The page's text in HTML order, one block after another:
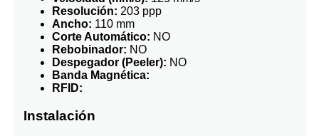
Resolución: 203 ppp
Ancho: 110 mm
Corte Automático: NO
Rebobinador: NO
Despegador (Peeler): NO
Banda Magnética:
RFID:
Instalación